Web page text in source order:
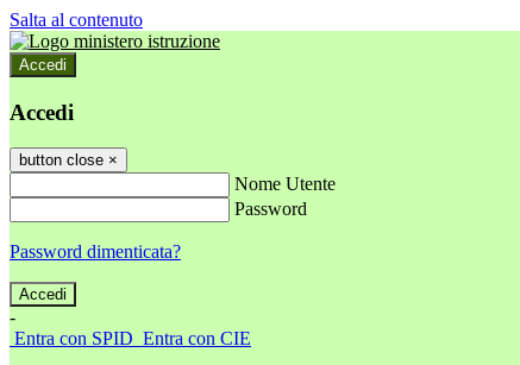
Salta al contenuto
Accedi
Accedi
button close ×
Nome Utente
Password
Password dimenticata?
-
Entra con SPID Entra con CIE